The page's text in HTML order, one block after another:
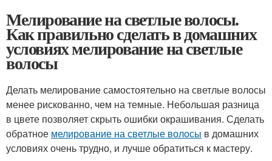
Мелирование на светлые волосы.
Как правильно сделать в домашних
условиях мелирование на светлые
волосы
Делать мелирование самостоятельно на светлые волосы
менее рискованно, чем на темные. Небольшая разница
в цвете позволяет скрыть ошибки окрашивания. Сделать
обратное мелирование на светлые волосы в домашних
условиях очень трудно, и лучше обратиться к мастеру.